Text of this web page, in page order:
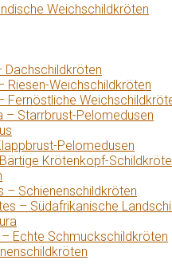
Weichschildkröten
Dachschildkröten
Riesen-Weichschildkröten
Fernöstliche
– Starrbrust-Pelomedusen
Pelomedusen
Krötenkopf-
– Schienenschildkröten
– Südafrikanische
Echte Schmuckschildkröten